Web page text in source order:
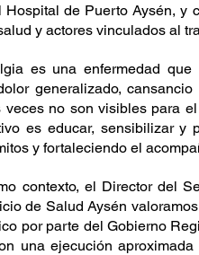
Hospital de Puerto Aysén, y
y actores vinculados al
es una enfermedad
generalizado,
veces no son visibles para
es educar, sensibilizar y
y fortaleciendo el
contexto, el Director del
de Salud Aysén
por parte del Gobierno
una ejecución